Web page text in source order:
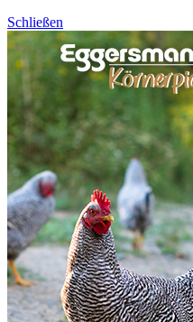
Schließen